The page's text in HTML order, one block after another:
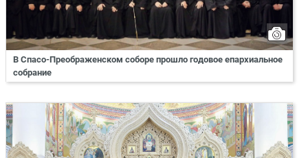
В Спасо-Преображенском соборе прошло годовое епархиальное
собрание